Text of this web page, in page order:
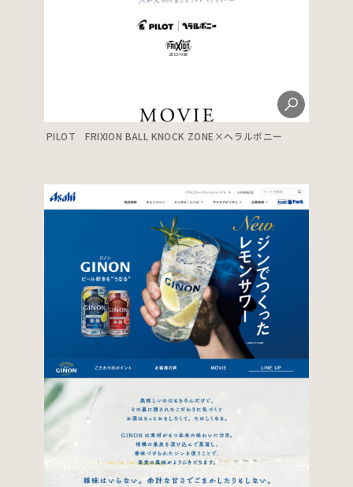
PILOT FRIXION BALL KNOCK ZONE×ヘラルボニー